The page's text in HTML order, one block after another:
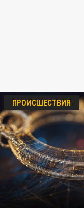
ПРОИСШЕСТВИЯ